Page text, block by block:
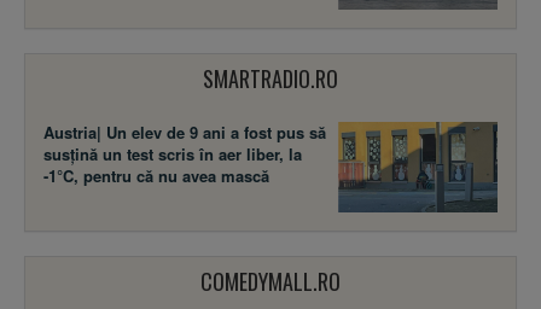
SMARTRADIO.RO
Austria| Un elev de 9 ani a fost pus să
susţină un test scris în aer liber, la
-1°C, pentru că nu avea mască
COMEDYMALL.RO